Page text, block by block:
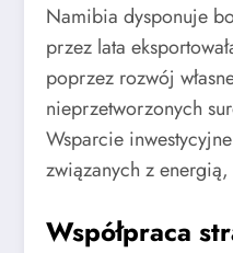
Namibia dysponuje
przez lata
poprzez rozwój
nieprzetworzonych
Wsparcie
związanych z
Współpraca